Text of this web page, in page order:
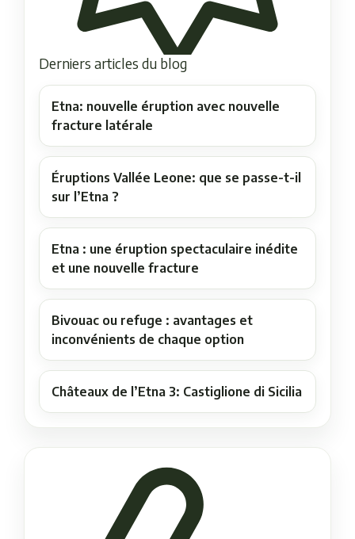
Derniers articles du blog
Etna: nouvelle éruption avec nouvelle
fracture latérale
Éruptions Vallée Leone: que se passe-t-il
sur l’Etna ?
Etna : une éruption spectaculaire inédite
et une nouvelle fracture
Bivouac ou refuge : avantages et
inconvénients de chaque option
Châteaux de l’Etna 3: Castiglione di Sicilia